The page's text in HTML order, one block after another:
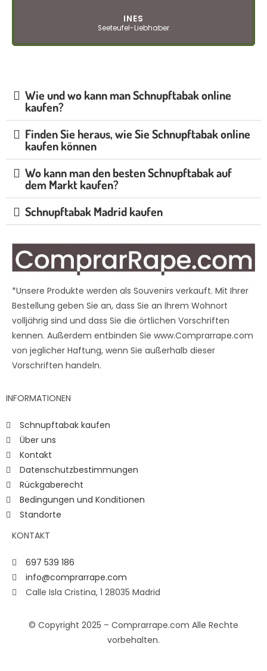
INES
Seeteufel-Liebhaber
Wie und wo kann man Schnupftabak online
kaufen?
Finden Sie heraus, wie Sie Schnupftabak online
kaufen können
Wo kann man den besten Schnupftabak auf
dem Markt kaufen?
Schnupftabak Madrid kaufen
*Unsere Produkte werden als Souvenirs verkauft. Mit Ihrer
Bestellung geben Sie an, dass Sie an Ihrem Wohnort
volljährig sind und dass Sie die örtlichen Vorschriften
kennen. Außerdem entbinden Sie www.Comprarrape.com
von jeglicher Haftung, wenn Sie außerhalb dieser
Vorschriften handeln.
INFORMATIONEN
Schnupftabak kaufen
Über uns
Kontakt
Datenschutzbestimmungen
Rückgaberecht
Bedingungen und Konditionen
Standorte
KONTAKT
697 539 186
info@comprarrape.com
Calle Isla Cristina, 1 28035 Madrid
© Copyright 2025 – Comprarrape.com Alle Rechte
vorbehalten.